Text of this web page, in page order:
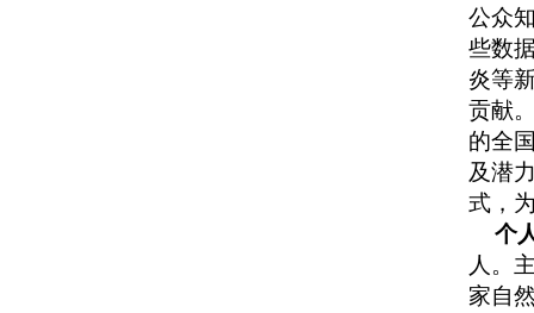
公众
些数
炎等
贡献
的全
及潜
式，
个
人。
家自